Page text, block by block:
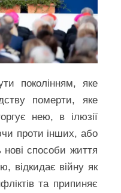
поколінням, яке
померти, яке
нею, в ілюзії
проти інших, або
нові способи життя
відкидає війну як
та припиняє